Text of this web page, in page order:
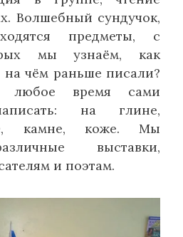
Волшебный сундучок,
предметы, с
мы узнаём, как
на чём раньше писали?
время сами
на глине,
камне, коже. Мы
выставки,
и поэтам.